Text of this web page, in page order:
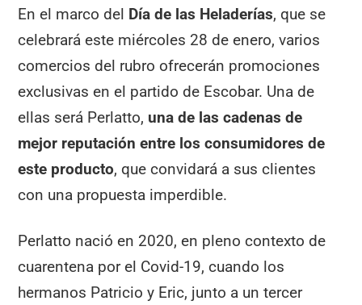
En el marco del Día de las Heladerías, que se
celebrará este miércoles 28 de enero, varios
comercios del rubro ofrecerán promociones
exclusivas en el partido de Escobar. Una de
ellas será Perlatto, una de las cadenas de
mejor reputación entre los consumidores de
este producto, que convidará a sus clientes
con una propuesta imperdible.
Perlatto nació en 2020, en pleno contexto de
cuarentena por el Covid-19, cuando los
hermanos Patricio y Eric, junto a un tercer